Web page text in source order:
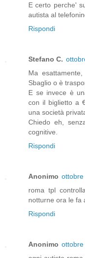
E certo perche'
autista al
Rispondi
Stefano C.
Ma
Sbaglio o è
E se invece è
con il biglietto a
una società
Chiedo eh,
cognitive.
Rispondi
Anonimo ottobre
roma tpl
notturne ora le fa
Rispondi
Anonimo ottobre